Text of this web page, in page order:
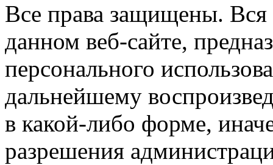
Все права защищены.
данном веб-сайте,
персонального
дальнейшему
в какой-либо форме,
разрешения